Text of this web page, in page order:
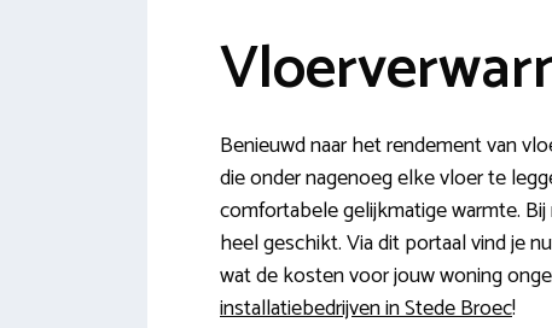
Benieuwd naar het rendement van
die onder nagenoeg elke vloer te
comfortabele gelijkmatige warmte.
heel geschikt. Via dit portaal vind je
wat de kosten voor jouw woning
installatiebedrijven in Stede Broec!